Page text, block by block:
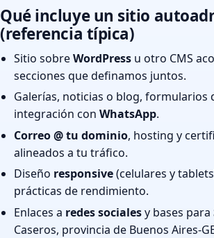
Qué incluye un sitio
(referencia típica)
Sitio sobreWordPress u otro CMS
secciones que definamos juntos.
Galerías, noticias o blog, formularios
integración con WhatsApp.
Correo @ tu dominio, hosting y
alineados a tu tráfico.
Diseño responsive(celulares y
prácticas de rendimiento.
Enlaces a redes socialesy bases para
Caseros, provincia de Buenos Aires-